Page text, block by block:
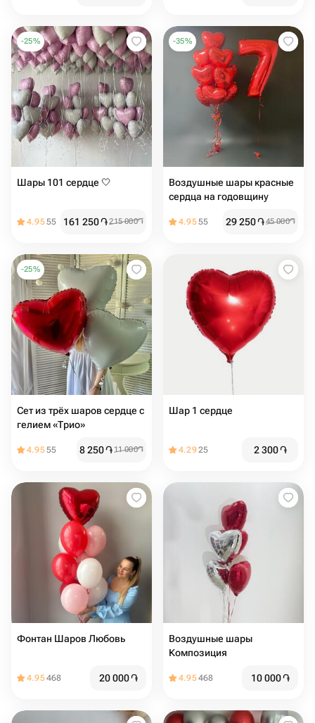
-25%
Шары 101 сердце 🤍
4.9555 161 250֏215 000֏
-35%
Воздушные шары красные
сердца на годовщину
4.9555 29 250֏45 000֏
-25%
Сет из трёх шаров сердце с
гелием «Трио»
4.9555 8 250֏11 000֏
Шар 1 сердце
4.2925 2 300֏
Фонтан Шаров Любовь
4.95468 20 000֏
Воздушные шары
Композиция
4.95468 10 000֏